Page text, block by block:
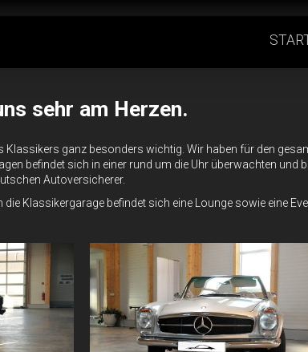
sehr am Herzen.
Klassikers ganz besonders wichtig. Wir haben für den
befindet sich in einer rund um die Uhr überwachten und
Autoversicherer.
Klassikergarage befindet sich eine Lounge sowie eine